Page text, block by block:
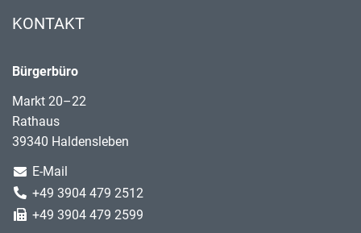
KONTAKT
Bürgerbüro
Markt 20–22
Rathaus
39340 Haldensleben
E-Mail
+49 3904 479 2512
+49 3904 479 2599